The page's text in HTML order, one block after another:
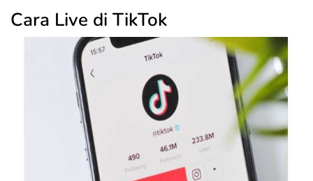
Cara Live di TikTok